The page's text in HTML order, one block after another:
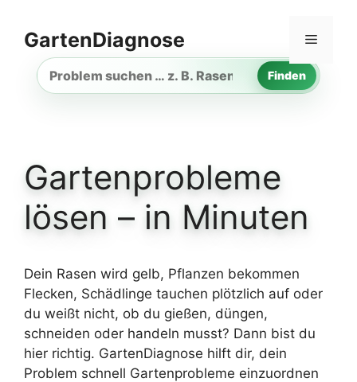
Inhalt
springen
GartenDiagnose Menü
Gartenproblem
Finden
Gartenprobleme
lösen – in Minuten
Dein Rasen wird gelb, Pflanzen bekommen
Flecken, Schädlinge tauchen plötzlich auf oder
du weißt nicht, ob du gießen, düngen,
schneiden oder handeln musst? Dann bist du
hier richtig. GartenDiagnose hilft dir, dein
Problem schnell Gartenprobleme einzuordnen